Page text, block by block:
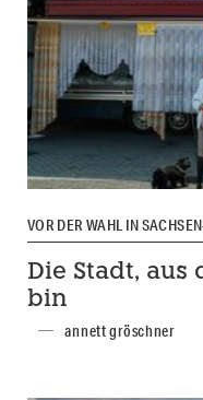
VOR DER WAHL IN
Die Stadt,
bin
annett gröschner